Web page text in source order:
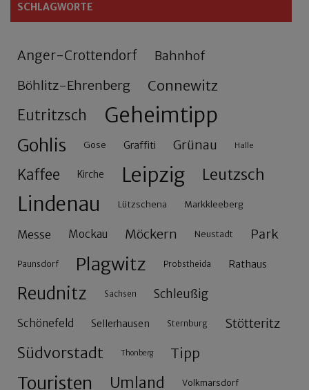
SCHLAGWORTE
Anger-Crottendorf Bahnhof
Böhlitz-Ehrenberg Connewitz
Eutritzsch Geheimtipp
Gohlis Gose Graffiti Grünau Halle
Kaffee Kirche Leipzig Leutzsch
Lindenau Lützschena Markkleeberg
Messe Mockau Möckern Neustadt Park
Paunsdorf Plagwitz Probstheida Rathaus
Reudnitz Sachsen Schleußig
Schönefeld Sellerhausen Sternburg Stötteritz
Südvorstadt Thonberg Tipp
Touristen Umland Volkmarsdorf